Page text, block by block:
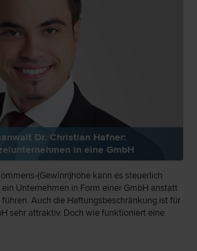
Dr. Christian Hafner:
in eine GmbH
(Gewinn)höhe kann es steuerlich
Unternehmen in Form einer GmbH anstatt
Auch die Haftungsbeschränkung ist für
sehr attraktiv. Doch wie funktioniert eine
muss beachtet werden? Im Interview mit